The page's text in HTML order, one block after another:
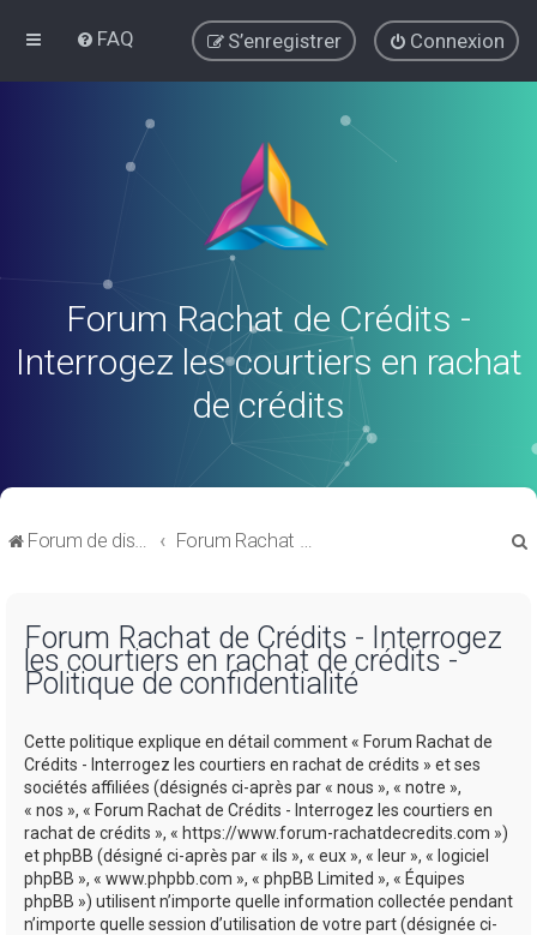
FAQ Connexion
S’enregistrer
Forum Rachat de Crédits -
Interrogez les courtiers en rachat
de crédits
Forum de discussions sur le Regroupement de Crédits et le Rachat de Crédits Forum Rachat de Crédits
Forum Rachat de Crédits - Interrogez
les courtiers en rachat de crédits -
Politique de confidentialité
Cette politique explique en détail comment « Forum Rachat de
Crédits - Interrogez les courtiers en rachat de crédits » et ses
sociétés affiliées (désignés ci-après par « nous », « notre »,
« nos », « Forum Rachat de Crédits - Interrogez les courtiers en
rachat de crédits », « https://www.forum-rachatdecredits.com »)
et phpBB (désigné ci-après par « ils », « eux », « leur », « logiciel
phpBB », « www.phpbb.com », « phpBB Limited », « Équipes
phpBB ») utilisent n’importe quelle information collectée pendant
n’importe quelle session d’utilisation de votre part (désignée ci-